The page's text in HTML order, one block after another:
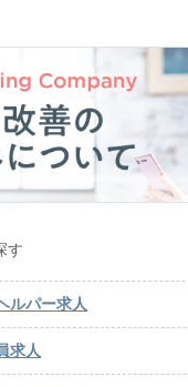
す
ルパー求人
求人